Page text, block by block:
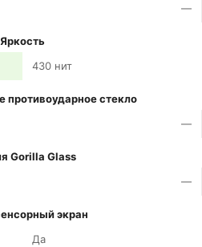
—
Яркость
430 нит
противоударное стекло
—
Gorilla Glass
—
экран
Да